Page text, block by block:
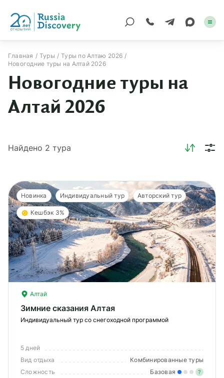
Индивидуальные
Корпоративные
О компании
Журнал
Сертификаты
Пн-Пт:10:00–20:00
11:00–20:00
Главная Туры
Туры по Алтаю 2026
Новогодние туры на Алтай 2026
Новогодние туры на
Алтай 2026
Найдено 2 тура
Новинка Индивидуальный тур Авторский тур
Кешбэк 3%
Алтай
Зимние сказания Алтая
Индивидуальный тур со снегоходной программой
5 дней
Вид отдыха
Комбинированные туры
Сложность
Базовая ?